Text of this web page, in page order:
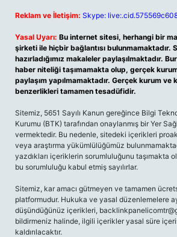
Reklam ve İletişim: Skype:
Yasal Uyarı: Bu internet sitesi, herhangi bir
şirketi ile hiçbir bağlantısı bulunmamaktadır.
hazırladığımız makaleler paylaşılmaktadır.
haber niteliği taşımamakta olup, gerçek
paylaşım yapılmamaktadır. Gerçek kurum ve
benzerlikleri tamamen tesadüfidir.
Sitemiz, 5651 Sayılı Kanun gereğince Bilgi
Kurumu (BTK) tarafından onaylanmış bir Yer
vermektedir. Bu nedenle, sitedeki içerikleri
veya araştırma yükümlülüğümüz
yazdıkları içeriklerin sorumluluğunu taşımakta
bu sorumluluğu kabul etmiş sayılırlar.
Sitemiz, kar amacı gütmeyen ve tamamen
platformudur. Hukuka ve yasal düzenlemelere
düşündüğünüz içerikleri,
bildirmeniz halinde, ilgili içerikler yasal süre
kaldırılacaktır.